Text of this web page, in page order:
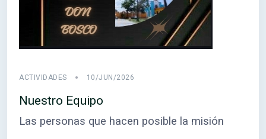
ACTIVIDADES 10/JUN/2026
Nuestro Equipo
Las personas que hacen posible la misión